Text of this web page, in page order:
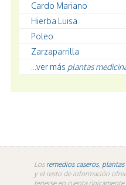
Cardo Mariano
Hierba Luisa
Poleo
Zarzaparrilla
...ver más plantas
Los remedios caseros,
y el resto de información
tenerse en cuenta